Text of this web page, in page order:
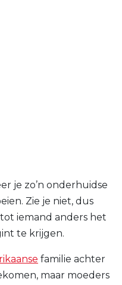
je zo’n onderhuidse
Zie je niet, dus
tot iemand anders het
te krijgen.
familie achter
maar moeders